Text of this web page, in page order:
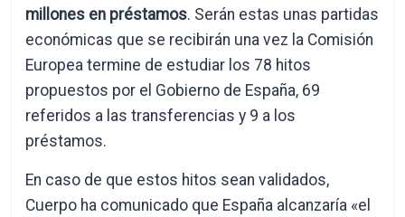
millones en préstamos. Serán estas unas partidas
económicas que se recibirán una vez la Comisión
Europea termine de estudiar los 78 hitos
propuestos por el Gobierno de España, 69
referidos a las transferencias y 9 a los
préstamos.
En caso de que estos hitos sean validados,
Cuerpo ha comunicado que España alcanzaría «el